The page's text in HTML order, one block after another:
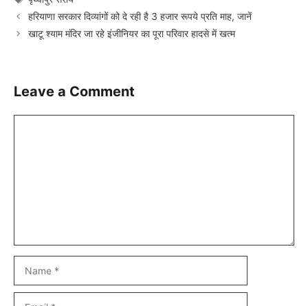
हरियाणा सरकार दिव्यांगों को दे रही है 3 हजार रूपये प्रति माह, जानें
खाटू श्याम मंदिर जा रहे इंजीनियर का पूरा परिवार हादसे में खत्म
Leave a Comment